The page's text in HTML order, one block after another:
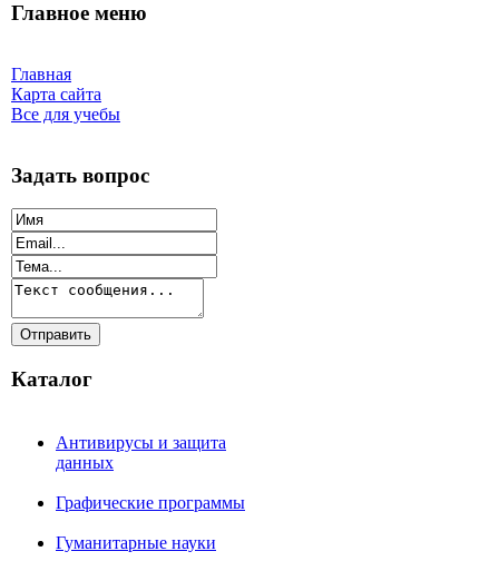
Главное меню
Главная
Карта сайта
Все для учебы
Задать вопрос
Каталог
Антивирусы и защита
данных
Графические программы
Гуманитарные науки